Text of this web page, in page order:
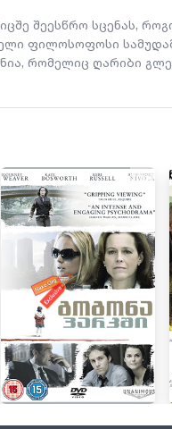
შეესწრო სცენას,
ფილოსოფოსი
რომელიც ღარიბი
2007